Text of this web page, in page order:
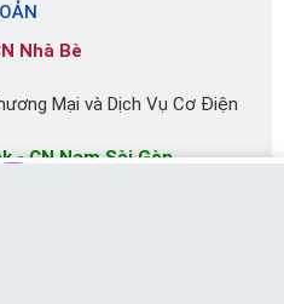
Nhà Bè
Mại và Dịch Vụ Cơ Điện
- CN Nam Sài Gòn